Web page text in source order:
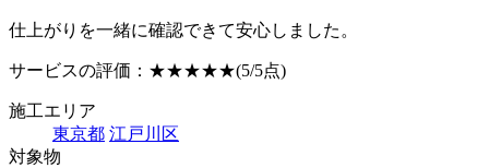
仕上がりを一緒に確認できて安心しました。
サービスの評価： ★★★★★(5/5点)
施工エリア
東京都 江戸川区
対象物